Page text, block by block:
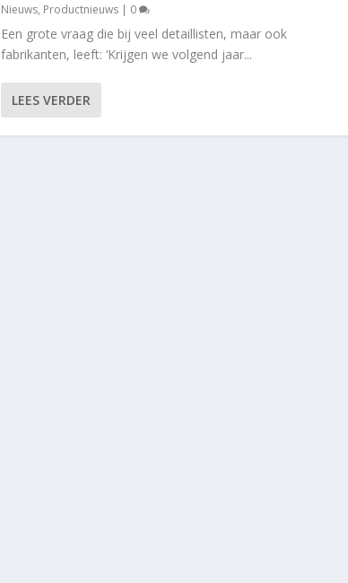
Nieuws, Productnieuws| 0
Een grote vraag die bij veel detaillisten, maar ook
fabrikanten, leeft: ‘Krijgen we volgend jaar...
LEES VERDER